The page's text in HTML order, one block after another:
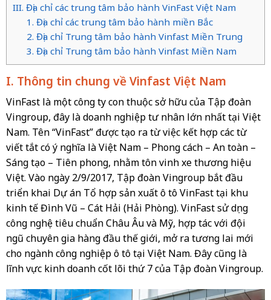
III. Địa chỉ các trung tâm bảo hành VinFast Việt Nam
1. Địa chỉ các trung tâm bảo hành miền Bắc
2. Địa chỉ Trung tâm bảo hành Vinfast Miền Trung
3. Địa chỉ Trung tâm bảo hành Vinfast Miền Nam
I. Thông tin chung về Vinfast Việt Nam
VinFast là một công ty con thuộc sở hữu của Tập đoàn
Vingroup, đây là doanh nghiệp tư nhân lớn nhất tại Việt
Nam. Tên “VinFast” được tạo ra từ việc kết hợp các từ
viết tắt có ý nghĩa là Việt Nam – Phong cách – An toàn –
Sáng tạo – Tiên phong, nhằm tôn vinh xe thương hiệu
Việt. Vào ngày 2/9/2017, Tập đoàn Vingroup bắt đầu
triển khai Dự án Tổ hợp sản xuất ô tô VinFast tại khu
kinh tế Đình Vũ – Cát Hải (Hải Phòng). VinFast sử dụng
công nghệ tiêu chuẩn Châu Âu và Mỹ, hợp tác với đội
ngũ chuyên gia hàng đầu thế giới, mở ra tương lai mới
cho ngành công nghiệp ô tô tại Việt Nam. Đây cũng là
lĩnh vực kinh doanh cốt lõi thứ 7 của Tập đoàn Vingroup.